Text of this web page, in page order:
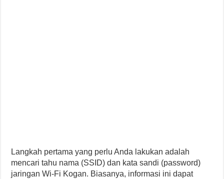
Langkah pertama yang perlu Anda lakukan adalah
mencari tahu nama (SSID) dan kata sandi (password)
jaringan Wi-Fi Kogan. Biasanya, informasi ini dapat